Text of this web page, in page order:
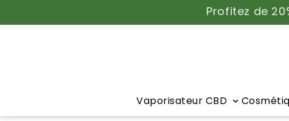
Profitez de
Vaporisateur CBD